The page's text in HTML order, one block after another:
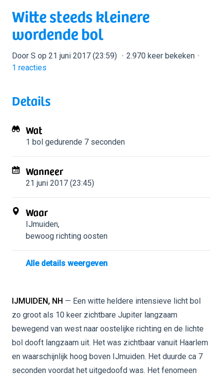
Witte steeds kleinere
wordende bol
Door S op 21 juni 2017 (23:59)
2.970 keer bekeken
1 reacties
Details
Wat
1 bol gedurende 7 seconden
Wanneer
21 juni 2017 (23:45)
Waar
IJmuiden,
bewoog richting oosten
Alle details weergeven
IJMUIDEN, NH — Een witte heldere intensieve licht bol
zo groot als 10 keer zichtbare Jupiter langzaam
bewegend van west naar oostelijke richting en de lichte
bol dooft langzaam uit. Het was zichtbaar vanuit Haarlem
en waarschijnlijk hoog boven IJmuiden. Het duurde ca 7
seconden voordat het uitgedoofd was. Het fenomeen